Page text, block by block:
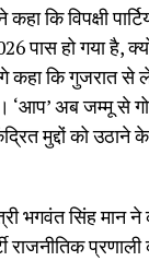
कि विपक्षी
पास हो गया है,
कि गुजरात से
‘आप’ अब जम्मू से
मुद्दों को
भगवंत सिंह
राजनीतिक